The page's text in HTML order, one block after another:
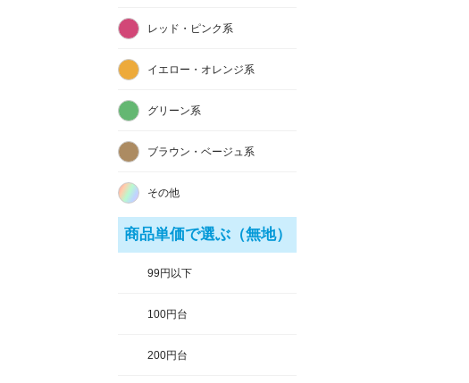
レッド・ピンク系
イエロー・オレンジ系
グリーン系
ブラウン・ベージュ系
その他
商品単価で選ぶ（無地）
99円以下
100円台
200円台